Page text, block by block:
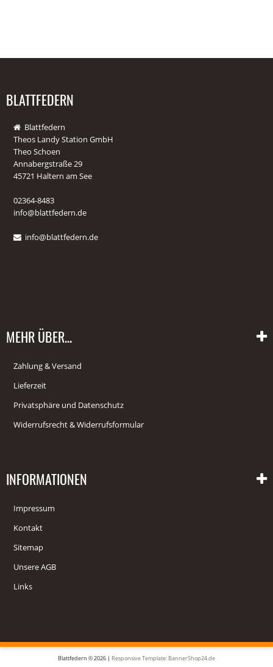
BLATTFEDERN
Blattfedern
Theos Landy Station GmbH
Theo Schoen
Annabergstraße 29
45721 Haltern am See
02364-8483
info@blattfedern.de
info@blattfedern.de
MEHR ÜBER...
Zahlung & Versand
Lieferzeit
Privatsphäre und Datenschutz
Widerrufsrecht & Widerrufsformular
INFORMATIONEN
Impressum
Kontakt
Sitemap
Unsere AGB
Links
Blattfedern © 2026 | Responsive Template: BannerShop24.de